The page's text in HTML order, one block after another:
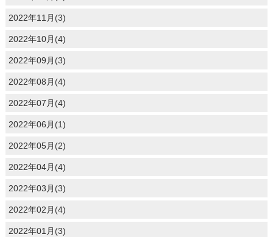
2022年11月(3)
2022年10月(4)
2022年09月(3)
2022年08月(4)
2022年07月(4)
2022年06月(1)
2022年05月(2)
2022年04月(4)
2022年03月(3)
2022年02月(4)
2022年01月(3)